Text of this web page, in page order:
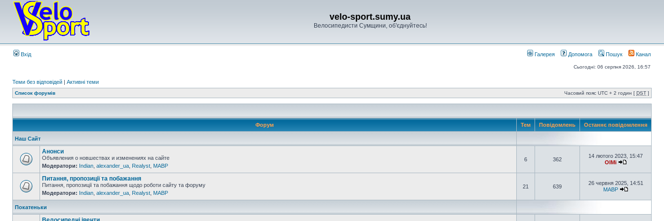
velo-sport.sumy.ua
Велосипедисти Сумщини, об'єднуйтесь!
Вхід Галерея Допомога Пошук Канал
Сьогодні: 06 серпня 2026, 16:57
Теми без відповідей | Активні теми
Список форумів Часовий пояс UTC + 2 годин [ DST ]
Форум Тем Повідомлень Останнє повідомлення
Наш Сайт
Анонси
Объявления о новшествах и изменениях на сайте
Модератори: Indian alexander_ua Realyst MABP
6 362
14 лютого 2023, 15:47
OlMi
Питання, пропозиції та побажання
Питання, пропозиції та побажання щодо роботи сайту та форуму
Модератори: Indian alexander_ua Realyst MABP
21 639
26 червня 2025, 14:51
MABP
Покатеньки